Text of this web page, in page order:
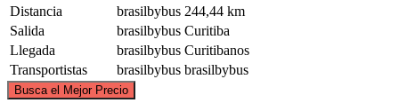
Distancia
brasilbybus 244,44 km
Salida
brasilbybus Curitiba
Llegada
brasilbybus Curitibanos
Transportistas
brasilbybus brasilbybus
Busca el Mejor Precio
©CARTO, ©